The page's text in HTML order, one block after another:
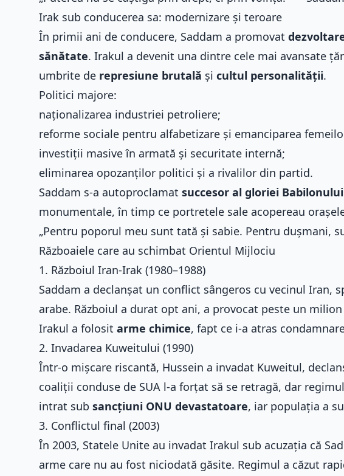
Irak sub conducerea sa: modernizare și teroare
În primii ani de conducere, Saddam a promovat
sănătate. Irakul a devenit una dintre cele mai avansate
umbrite de represiune brutală și cultul personalității.
Politici majore:
naționalizarea industriei petroliere;
reforme sociale pentru alfabetizare și emanciparea
investiții masive în armată și securitate internă;
eliminarea opozanților politici și a rivalilor din partid.
Saddam s-a autoproclamat succesor al gloriei Babilonului
monumentale, în timp ce portretele sale acopereau
„Pentru poporul meu sunt tată și sabie. Pentru dușmani,
Războaiele care au schimbat Orientul Mijlociu
1. Războiul Iran-Irak (1980–1988)
Saddam a declanșat un conflict sângeros cu vecinul Iran,
arabe. Războiul a durat opt ani, a provocat peste un
Irakul a folosit arme chimice, fapt ce i-a atras
2. Invadarea Kuweitului (1990)
Într-o mișcare riscantă, Hussein a invadat Kuweitul,
coaliții conduse de SUA l-a forțat să se retragă, dar
intrat sub sancțiuni ONU devastatoare, iar populația a
3. Conflictul final (2003)
În 2003, Statele Unite au invadat Irakul sub acuzația că
arme care nu au fost niciodată găsite. Regimul a căzut